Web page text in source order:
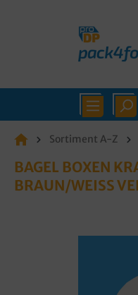
Sortiment A-Z
BAGEL BOXEN
BRAUN/WEISS